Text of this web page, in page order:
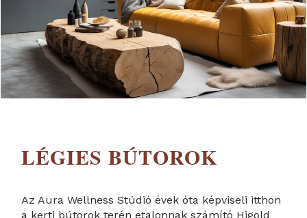
LÉGIES BÚTOROK
Az Aura Wellness Stúdió évek óta képviseli itthon
a kerti bútorok terén etalonnak számító Higold